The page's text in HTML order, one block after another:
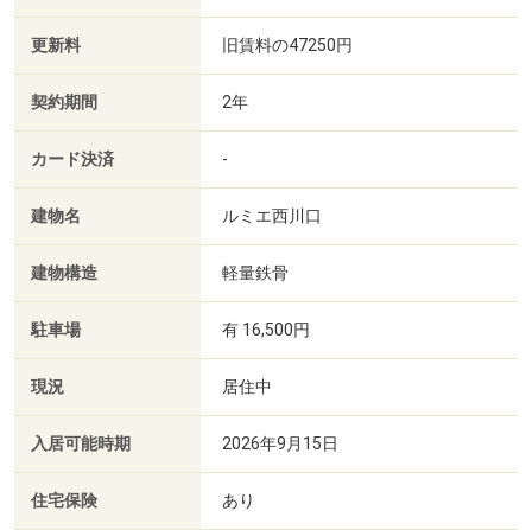
更新料 旧賃料の47250円
契約期間 2年
カード決済 -
建物名 ルミエ西川口
建物構造 軽量鉄骨
駐車場 有 16,500円
現況 居住中
入居可能時期 2026年9月15日
住宅保険 あり